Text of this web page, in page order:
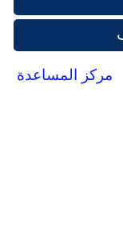
مركز المساعدة